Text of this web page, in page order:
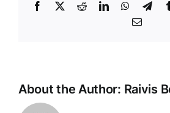
Facebook
X RedditLinkedIn
E-
About the Author: Raivis